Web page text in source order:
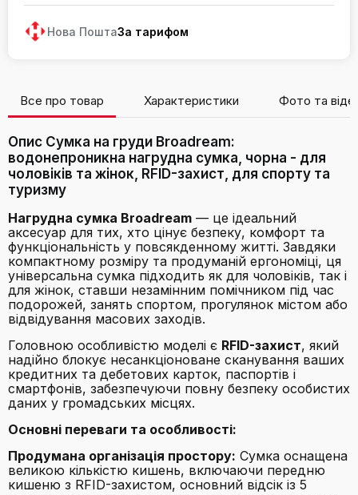
Нова ПоштаЗа тарифом
Все про товар Характеристики Фото та
Опис Сумка на груди Broadream:
водонепроникна нагрудна сумка, чорна - для
чоловіків та жінок, RFID-захист, для спорту та
туризму
Нагрудна сумка Broadream — це ідеальний
аксесуар для тих, хто цінує безпеку, комфорт та
функціональність у повсякденному житті. Завдяки
компактному розміру та продуманій ергономіці, ця
універсальна сумка підходить як для чоловіків, так і
для жінок, ставши незамінним помічником під час
подорожей, занять спортом, прогулянок містом або
відвідування масових заходів.
Головною особливістю моделі є RFID-захист, який
надійно блокує несанкціоноване сканування ваших
кредитних та дебетових карток, паспортів і
смартфонів, забезпечуючи повну безпеку особистих
даних у громадських місцях.
Основні переваги та особливості:
Продумана організація простору: Сумка оснащена
великою кількістю кишень, включаючи передню
кишеню з RFID-захистом, основний відсік із 5